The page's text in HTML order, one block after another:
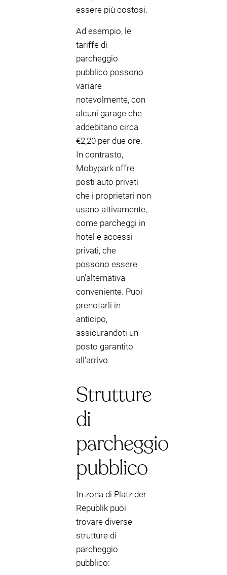
essere più costosi.
Ad esempio, le
tariffe di
parcheggio
pubblico possono
variare
notevolmente, con
alcuni garage che
addebitano circa
€2,20 per due ore.
In contrasto,
Mobypark offre
posti auto privati
che i proprietari non
usano attivamente,
come parcheggi in
hotel e accessi
privati, che
possono essere
un'alternativa
conveniente. Puoi
prenotarli in
anticipo,
assicurandoti un
posto garantito
all'arrivo.
Strutture
di
parcheggio
pubblico
In zona di Platz der
Republik puoi
trovare diverse
strutture di
parcheggio
pubblico: